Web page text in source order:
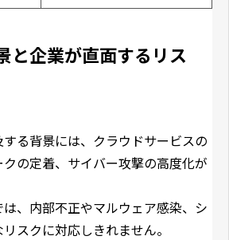
と企業が直面するリス
る背景には、クラウドサービスの
の定着、サイバー攻撃の高度化が
、内部不正やマルウェア感染、シ
スクに対応しきれません。